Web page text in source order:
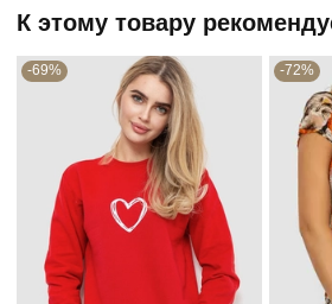
К этому товару
-69% -72%